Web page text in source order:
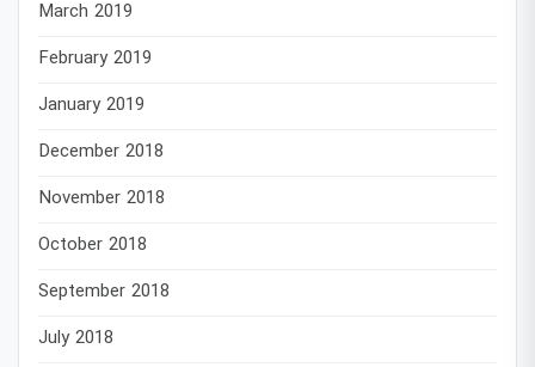
March 2019
February 2019
January 2019
December 2018
November 2018
October 2018
September 2018
July 2018